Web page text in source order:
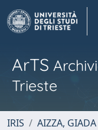
ArTS
Trieste
IRIS AIZZA, GIADA